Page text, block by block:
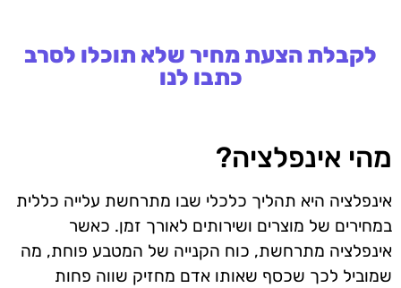
לקבלת הצעת מחיר שלא תוכלו לסרב
כתבו לנו
מהי אינפלציה?
אינפלציה היא תהליך כלכלי שבו מתרחשת עלייה כללית
במחירים של מוצרים ושירותים לאורך זמן. כאשר
אינפלציה מתרחשת, כוח הקנייה של המטבע פוחת, מה
שמוביל לכך שכסף שאותו אדם מחזיק שווה פחות